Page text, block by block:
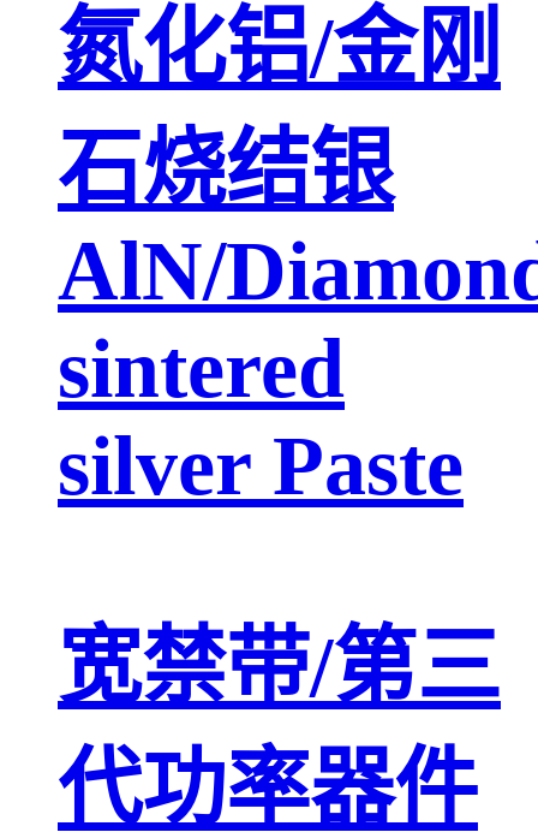
氮化铝/金刚
石烧结银
AlN/
sintered
silver Paste
宽禁带/第三
代功率器件